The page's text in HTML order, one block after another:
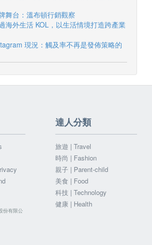
舞台：溫布頓行銷觀察
海外生活 KOL，以生活情境打造跨產業
現況：觸及率不再是發佈策略的
份有限公
達人分類
旅遊 | Travel
時尚 | Fashion
親子 | Parent-child
美食 | Food
科技 | Technology
健康 | Health